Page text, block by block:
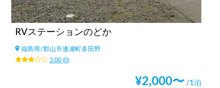
RVステーションのどか
福島県/郡山市逢瀬町多田野
3.00(0)
¥2,000〜 /1泊